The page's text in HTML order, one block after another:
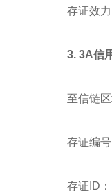
存证效
3.3A信
至信链
存证编
存证ID